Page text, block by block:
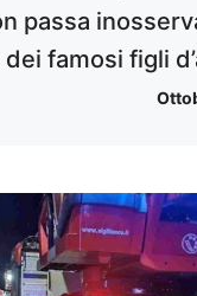
passa
famosi figli